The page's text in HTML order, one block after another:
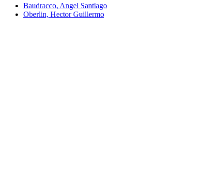
Baudracco, Angel Santiago
Oberlin, Hector Guillermo